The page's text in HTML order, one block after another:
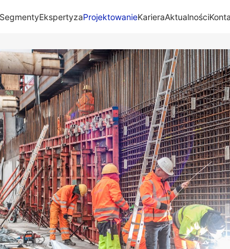
SegmentyEkspertyzaProjektowanieKarieraAktualności